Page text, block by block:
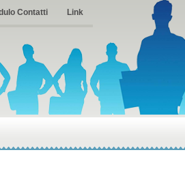
Contatti Link